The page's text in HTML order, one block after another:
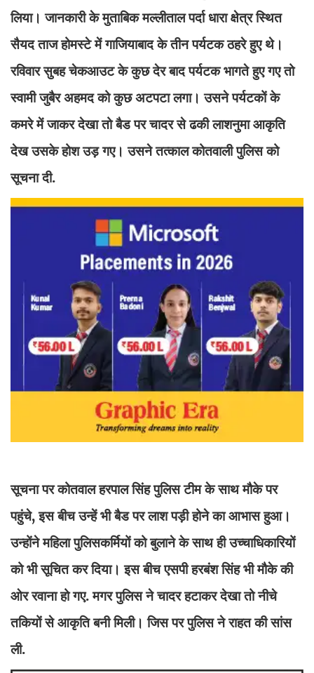
लिया। जानकारी के मुताबिक मल्लीताल पर्दा धारा क्षेत्र स्थित
सैयद ताज होमस्टे में गाजियाबाद के तीन पर्यटक ठहरे हुए थे।
रविवार सुबह चेकआउट के कुछ देर बाद पर्यटक भागते हुए गए तो
स्वामी जुबैर अहमद को कुछ अटपटा लगा। उसने पर्यटकों के
कमरे में जाकर देखा तो बैड पर चादर से ढकी लाशनुमा आकृति
देख उसके होश उड़ गए। उसने तत्काल कोतवाली पुलिस को
सूचना दी.
सूचना पर कोतवाल हरपाल सिंह पुलिस टीम के साथ मौके पर
पहुंचे, इस बीच उन्हें भी बैड पर लाश पड़ी होने का आभास हुआ।
उन्होंने महिला पुलिसकर्मियों को बुलाने के साथ ही उच्चाधिकारियों
को भी सूचित कर दिया। इस बीच एसपी हरबंश सिंह भी मौके की
ओर रवाना हो गए. मगर पुलिस ने चादर हटाकर देखा तो नीचे
तकियों से आकृति बनी मिली। जिस पर पुलिस ने राहत की सांस
ली.